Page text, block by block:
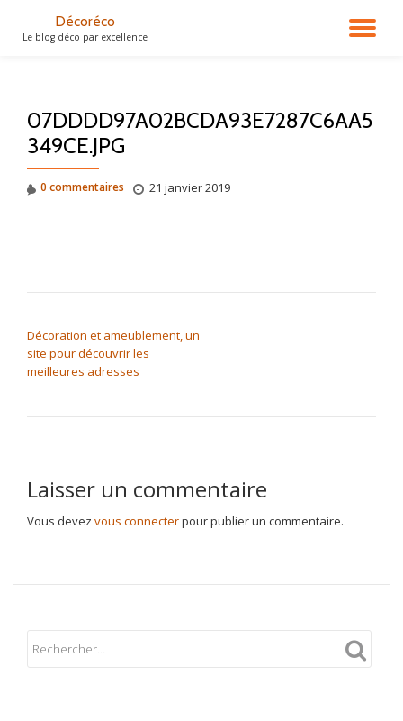
Décoréco
Le blog déco par excellence
07DDDD97A02BCDA93E7287C6AA5
349CE.JPG
21 janvier 2019
0 commentaires
Décoration et ameublement, un
site pour découvrir les
meilleures adresses
Laisser un commentaire
Vous devez vous connecterpour publier un commentaire.